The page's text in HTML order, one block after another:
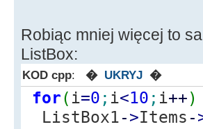
Robiąc mniej więcej to
ListBox:
KOD cpp: � UKRYJ �
for( i=0 ; i<10 ; i++)
ListBox1->Items -